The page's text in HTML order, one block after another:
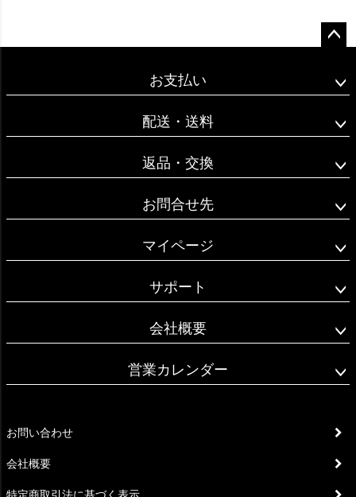
ップ
お支払い
配送・送料
返品・交換
お問合せ先
マイページ
サポート
会社概要
営業カレンダー
お問い合わせ
会社概要
特定商取引法に基づく表示